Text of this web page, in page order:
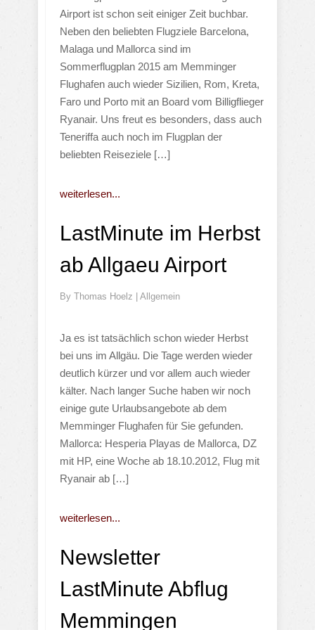
Airport ist schon seit einiger Zeit buchbar.
Neben den beliebten Flugziele Barcelona,
Malaga und Mallorca sind im
Sommerflugplan 2015 am Memminger
Flughafen auch wieder Sizilien, Rom, Kreta,
Faro und Porto mit an Board vom Billigflieger
Ryanair. Uns freut es besonders, dass auch
Teneriffa auch noch im Flugplan der
beliebten Reiseziele […]
weiterlesen...
LastMinute im Herbst
ab Allgaeu Airport
By Thomas Hoelz | Allgemein
Ja es ist tatsächlich schon wieder Herbst
bei uns im Allgäu. Die Tage werden wieder
deutlich kürzer und vor allem auch wieder
kälter. Nach langer Suche haben wir noch
einige gute Urlaubsangebote ab dem
Memminger Flughafen für Sie gefunden.
Mallorca: Hesperia Playas de Mallorca, DZ
mit HP, eine Woche ab 18.10.2012, Flug mit
Ryanair ab […]
weiterlesen...
Newsletter
LastMinute Abflug
Memmingen